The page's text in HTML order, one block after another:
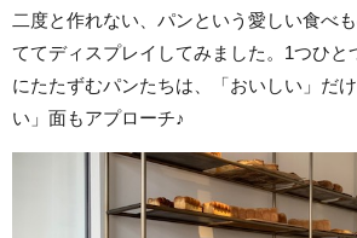
二度と作れない、パンという愛しい食べ
ててディスプレイしてみました。1つひと
にたたずむパンたちは、「おいしい」だ
い」面もアプローチ♪